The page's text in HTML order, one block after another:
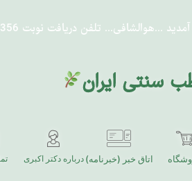
...هوالشافی... تلفن دریافت نوبت 91302356-021
سنتی ایران
اتاق خبر (خبرنامه) درباره دکتر اکبری